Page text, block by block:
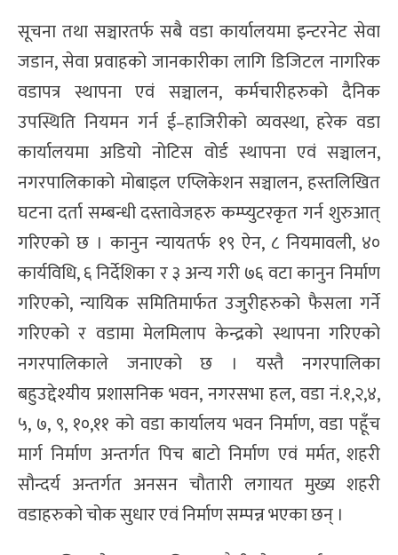
सूचना तथा सञ्चारतर्फ सबै वडा कार्यालयमा इन्टरनेट सेवा
जडान, सेवा प्रवाहको जानकारीका लागि डिजिटल नागरिक
वडापत्र स्थापना एवं सञ्चालन, कर्मचारीहरुको दैनिक
उपस्थिति नियमन गर्न ई–हाजिरीको व्यवस्था, हरेक वडा
कार्यालयमा अडियो नोटिस वोर्ड स्थापना एवं सञ्चालन,
नगरपालिकाको मोबाइल एप्लिकेशन सञ्चालन, हस्तलिखित
घटना दर्ता सम्बन्धी दस्तावेजहरु कम्प्युटरकृत गर्न शुरुआत्
गरिएको छ । कानुन न्यायतर्फ १९ ऐन, ८ नियमावली, ४०
कार्यविधि, ६ निर्देशिका र ३ अन्य गरी ७६ वटा कानुन निर्माण
गरिएको, न्यायिक समितिमार्फत उजुरीहरुको फैसला गर्ने
गरिएको र वडामा मेलमिलाप केन्द्रको स्थापना गरिएको
नगरपालिकाले जनाएको छ । यस्तै नगरपालिका
बहुउद्देश्यीय प्रशासनिक भवन, नगरसभा हल, वडा नं.१,२,४,
५, ७, ९, १०,११ को वडा कार्यालय भवन निर्माण, वडा पहूँच
मार्ग निर्माण अन्तर्गत पिच बाटो निर्माण एवं मर्मत, शहरी
सौन्दर्य अन्तर्गत अनसन चौतारी लगायत मुख्य शहरी
वडाहरुको चोक सुधार एवं निर्माण सम्पन्न भएका छन् ।